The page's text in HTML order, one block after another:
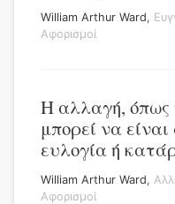
William Arthur Ward,
Αφορισμοί
Η αλλαγή, όπως
μπορεί να
ευλογία ή
William Arthur Ward,
Αφορισμοί